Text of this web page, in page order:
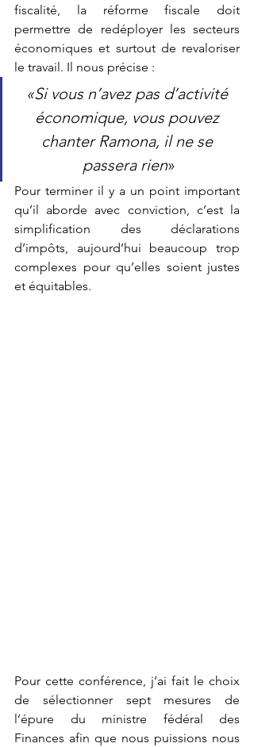
fiscalité, la réforme fiscale doit
permettre de redéployer les secteurs
économiques et surtout de revaloriser
le travail. Il nous précise :
«Si vous n’avez pas d’activité
économique, vous pouvez
chanter Ramona, il ne se
passera rien»
Pour terminer il y a un point important
qu’il aborde avec conviction, c’est la
simplification des déclarations
d’impôts, aujourd’hui beaucoup trop
complexes pour qu’elles soient justes
et équitables.
Pour cette conférence, j’ai fait le choix
de sélectionner sept mesures de
l’épure du ministre fédéral des
Finances afin que nous puissions nous